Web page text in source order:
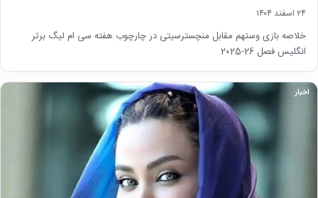
۲۴ اسفند ۱۴۰۴
خلاصه بازی وستهم مقابل منچسترسیتی در چارچوب هفته سی ام لیگ برتر
انگلیس فصل 26-2025
اخبار